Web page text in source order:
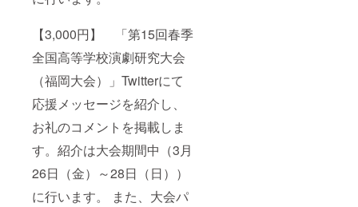
【3,000円】 「第15回春季
全国高等学校演劇研究大会
（福岡大会）」Twitterにて
応援メッセージを紹介し、
お礼のコメントを掲載しま
す。紹介は大会期間中（3月
26日（金）～28日（日））
に行います。 また、大会パ